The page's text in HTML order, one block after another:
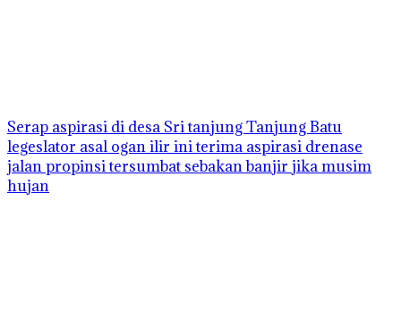
Serap aspirasi di desa Sri tanjung Tanjung Batu
legeslator asal ogan ilir ini terima aspirasi drenase
jalan propinsi tersumbat sebakan banjir jika musim
hujan